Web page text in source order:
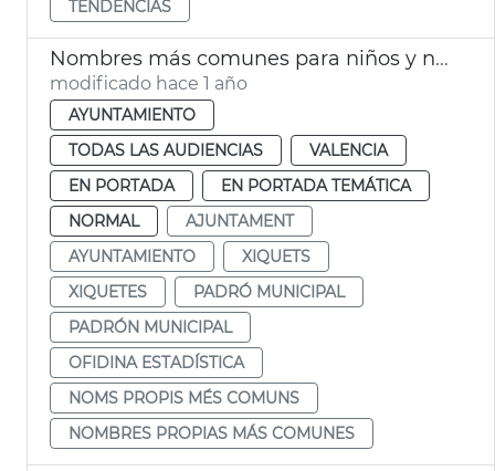
TENDENCIAS
Nombres más comunes para niños y niñas nacidos 2024 Vlc
modificado hace 1 año
AYUNTAMIENTO
TODAS LAS AUDIENCIAS
VALENCIA
EN PORTADA
EN PORTADA TEMÁTICA
NORMAL
AJUNTAMENT
AYUNTAMIENTO
XIQUETS
XIQUETES
PADRÓ MUNICIPAL
PADRÓN MUNICIPAL
OFIDINA ESTADÍSTICA
NOMS PROPIS MÉS COMUNS
NOMBRES PROPIAS MÁS COMUNES